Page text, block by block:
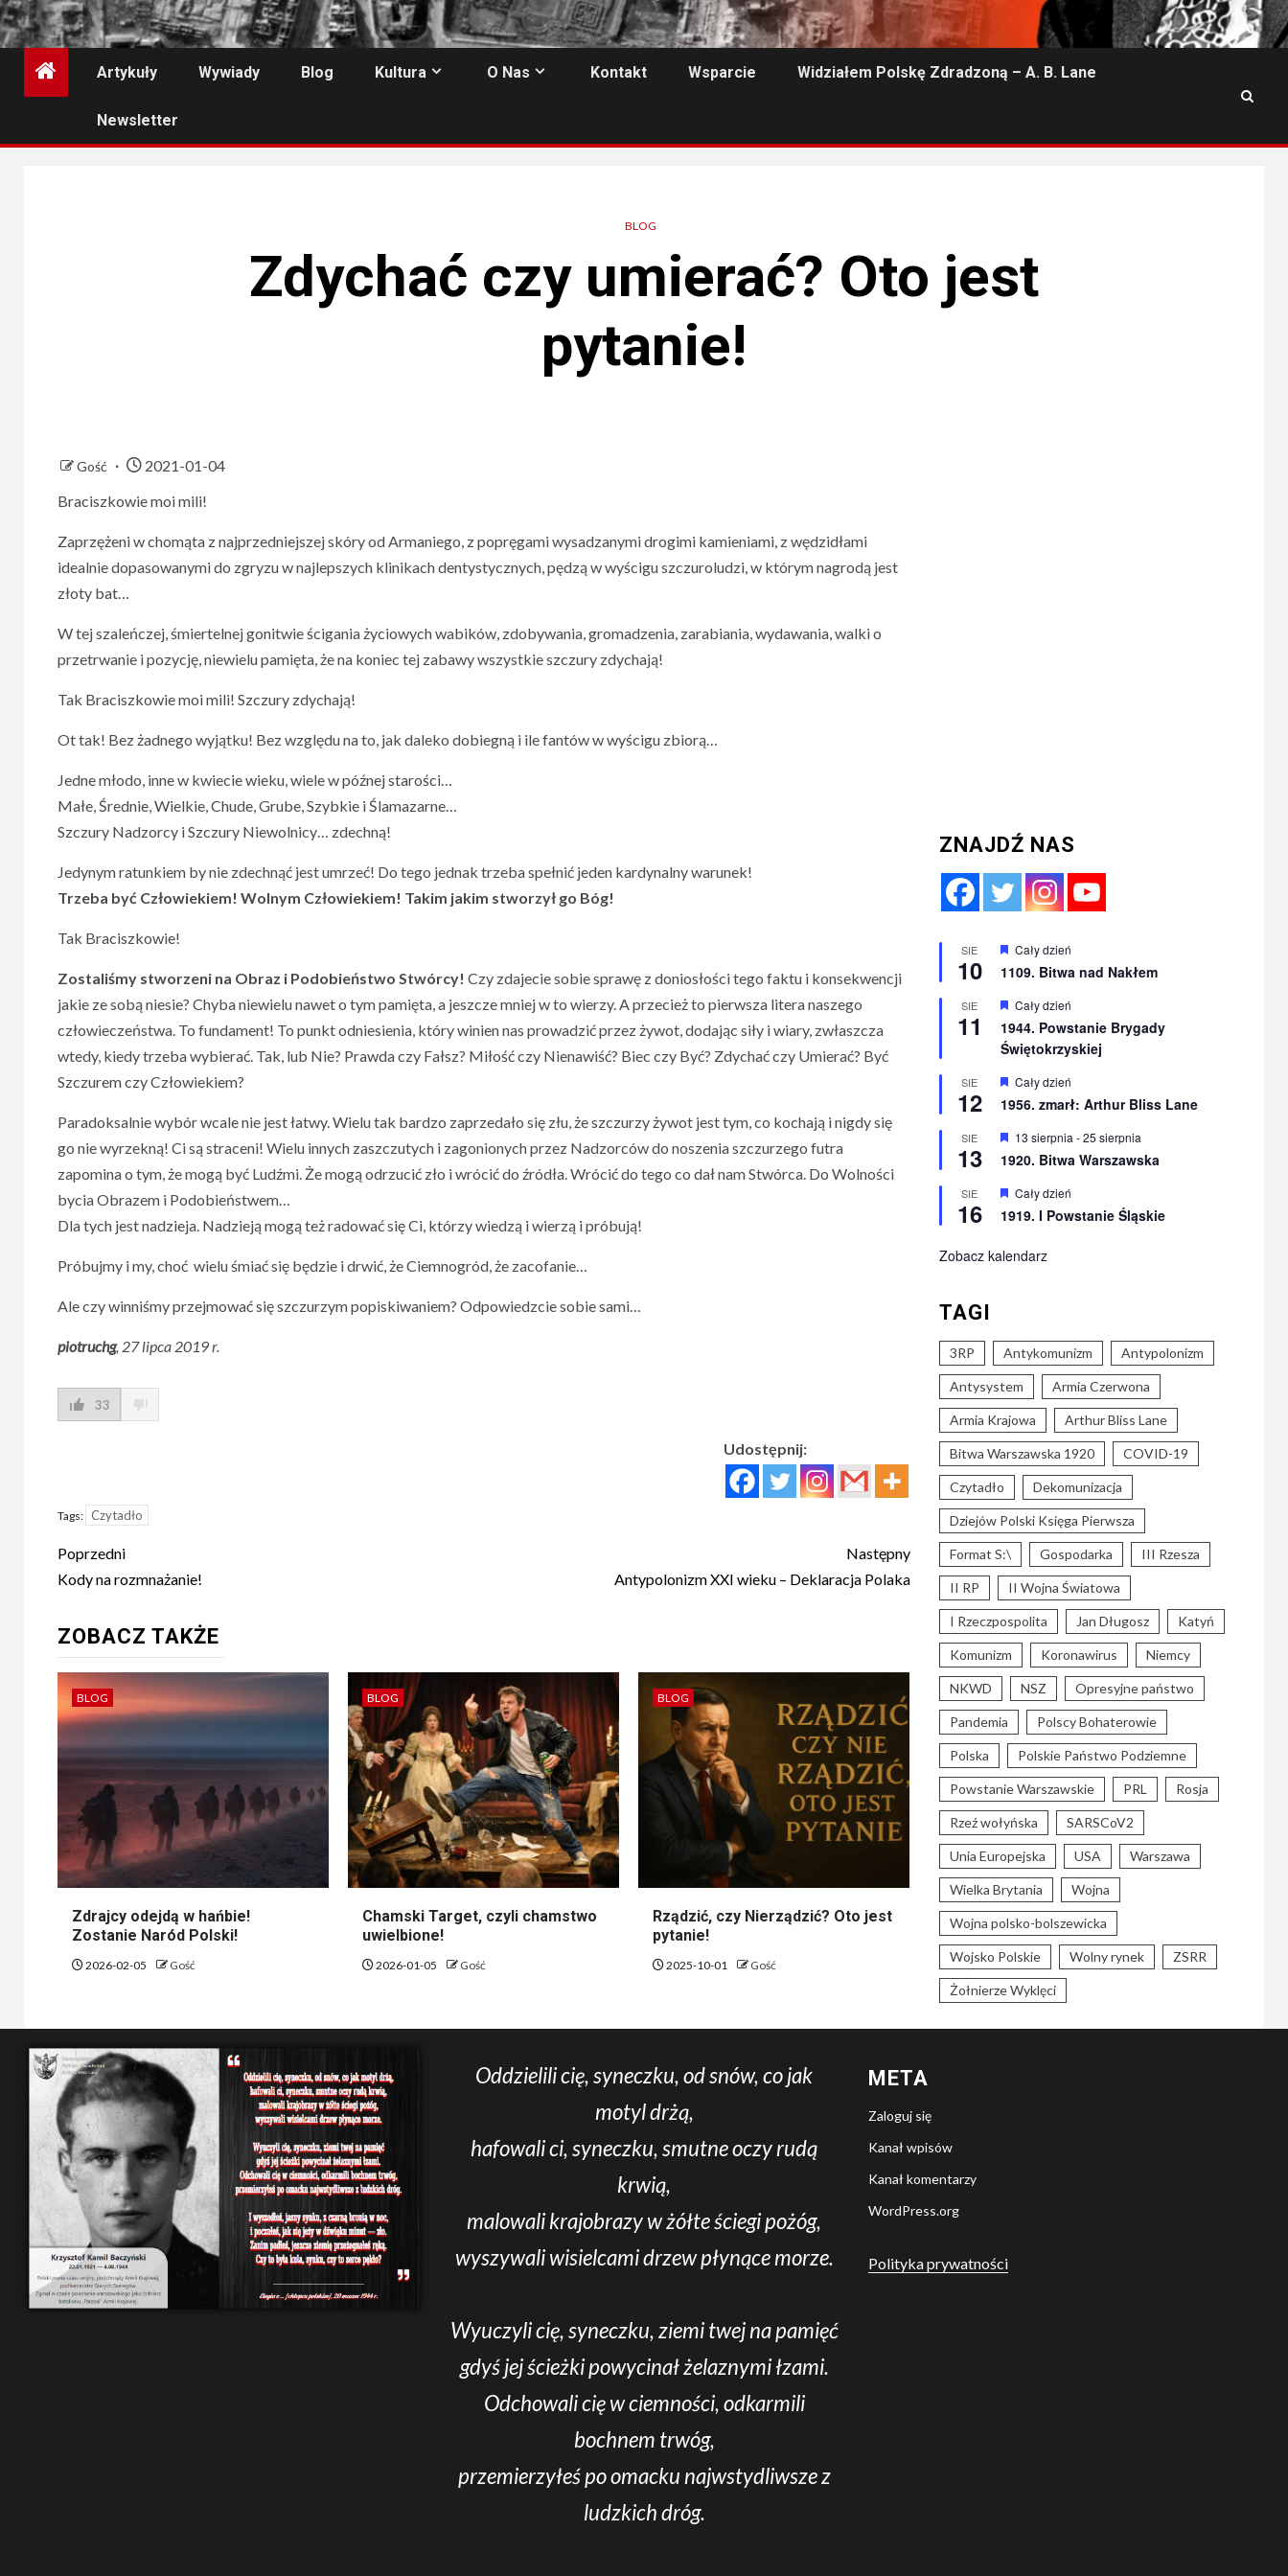
Artykuły Wywiady Blog Kultura O Nas Kontakt Wsparcie Widziałem Polskę Zdradzoną – A. B. Lane
Newsletter
BLOG
Zdychać czy umierać? Oto jest
pytanie!
Gość
2021-01-04
Braciszkowie moi mili!
Zaprzężeni w chomąta z najprzedniejszej skóry od Armaniego, z popręgami wysadzanymi drogimi kamieniami, z wędzidłami
idealnie dopasowanymi do zgryzu w najlepszych klinikach dentystycznych, pędzą w wyścigu szczuroludzi, w którym nagrodą jest
złoty bat…
W tej szaleńczej, śmiertelnej gonitwie ścigania życiowych wabików, zdobywania, gromadzenia, zarabiania, wydawania, walki o
przetrwanie i pozycję, niewielu pamięta, że na koniec tej zabawy wszystkie szczury zdychają!
Tak Braciszkowie moi mili! Szczury zdychają!
Ot tak! Bez żadnego wyjątku! Bez względu na to, jak daleko dobiegną i ile fantów w wyścigu zbiorą…
Jedne młodo, inne w kwiecie wieku, wiele w późnej starości…
Małe, Średnie, Wielkie, Chude, Grube, Szybkie i Ślamazarne…
Szczury Nadzorcy i Szczury Niewolnicy… zdechną!
Jedynym ratunkiem by nie zdechnąć jest umrzeć! Do tego jednak trzeba spełnić jeden kardynalny warunek!
Trzeba być Człowiekiem! Wolnym Człowiekiem! Takim jakim stworzył go Bóg!
Tak Braciszkowie!
Zostaliśmy stworzeni na Obraz i Podobieństwo Stwórcy! Czy zdajecie sobie sprawę z doniosłości tego faktu i konsekwencji
jakie ze sobą niesie? Chyba niewielu nawet o tym pamięta, a jeszcze mniej w to wierzy. A przecież to pierwsza litera naszego
człowieczeństwa. To fundament! To punkt odniesienia, który winien nas prowadzić przez żywot, dodając siły i wiary, zwłaszcza
wtedy, kiedy trzeba wybierać. Tak, lub Nie? Prawda czy Fałsz? Miłość czy Nienawiść? Biec czy Być? Zdychać czy Umierać? Być
Szczurem czy Człowiekiem?
Paradoksalnie wybór wcale nie jest łatwy. Wielu tak bardzo zaprzedało się złu, że szczurzy żywot jest tym, co kochają i nigdy się
go nie wyrzekną! Ci są straceni! Wielu innych zaszczutych i zagonionych przez Nadzorców do noszenia szczurzego futra
zapomina o tym, że mogą być Ludźmi. Że mogą odrzucić zło i wrócić do źródła. Wrócić do tego co dał nam Stwórca. Do Wolności
bycia Obrazem i Podobieństwem…
Dla tych jest nadzieja. Nadzieją mogą też radować się Ci, którzy wiedzą i wierzą i próbują!
Próbujmy i my, choć wielu śmiać się będzie i drwić, że Ciemnogród, że zacofanie…
Ale czy winniśmy przejmować się szczurzym popiskiwaniem? Odpowiedzcie sobie sami…
piotruchg, 27 lipca 2019 r.
33
Udostępnij:
Tags: Czytadło
Post
navigation
Poprzedni
Kody na rozmnażanie!
Następny
Antypolonizm XXI wieku – Deklaracja Polaka
ZOBACZ TAKŻE
BLOG
Zdrajcy odejdą w hańbie!
Zostanie Naród Polski!
2026-02-05 Gość
BLOG
Chamski Target, czyli chamstwo
uwielbione!
2026-01-05 Gość
BLOG
Rządzić, czy Nierządzić? Oto jest
pytanie!
2025-10-01 Gość
ZNAJDŹ NAS
SIE
10
Wyróżnione
Cały dzień
1109. Bitwa nad Nakłem
SIE
11
Wyróżnione
Cały dzień
1944. Powstanie Brygady
Świętokrzyskiej
SIE
12
Wyróżnione
Cały dzień
1956. zmarł: Arthur Bliss Lane
SIE
13
Wyróżnione
13 sierpnia -25 sierpnia
1920. Bitwa Warszawska
SIE
16
Wyróżnione
Cały dzień
1919. I Powstanie Śląskie
Zobacz kalendarz
TAGI
3RP Antykomunizm Antypolonizm
Antysystem Armia Czerwona
Armia Krajowa Arthur Bliss Lane
Bitwa Warszawska 1920 COVID-19
Czytadło Dekomunizacja
Dziejów Polski Księga Pierwsza
Format S:\ Gospodarka III Rzesza
II RP II Wojna Światowa
I Rzeczpospolita Jan Długosz Katyń
Komunizm Koronawirus Niemcy
NKWD NSZ Opresyjne państwo
Pandemia Polscy Bohaterowie
Polska Polskie Państwo Podziemne
Powstanie Warszawskie PRL Rosja
Rzeź wołyńska SARSCoV2
Unia Europejska USA Warszawa
Wielka Brytania Wojna
Wojna polsko-bolszewicka
Wojsko Polskie Wolny rynek ZSRR
Żołnierze Wyklęci
Oddzielili cię, syneczku, od snów, co jak
motyl drżą,
hafowali ci, syneczku, smutne oczy rudą
krwią,
malowali krajobrazy w żółte ściegi pożóg,
wyszywali wisielcami drzew płynące morze.
Wyuczyli cię, syneczku, ziemi twej na pamięć
gdyś jej ścieżki powycinał żelaznymi łzami.
Odchowali cię w ciemności, odkarmili
bochnem trwóg,
przemierzyłeś po omacku najwstydliwsze z
ludzkich dróg.
META
Zaloguj się
Kanał wpisów
Kanał komentarzy
WordPress.org
Polityka prywatności